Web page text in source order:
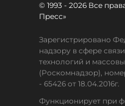
© 1993 - 2026 Все
Пресс»
Зарегистрировано
надзору в сфере
технологий и
(Роскомнадзор),
- 65426 от 18.04.2016г.
Функционирует при